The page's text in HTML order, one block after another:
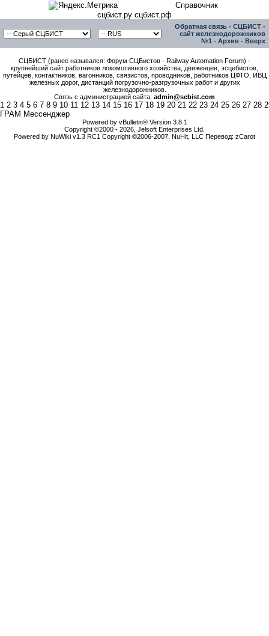
Справочник
сцбист.ру сцбист.рф
Обратная связь - СЦБИСТ -
сайт железнодорожников
№1 - Архив - Вверх
СЦБИСТ (ранее назывался: Форум СЦБистов - Railway Automation Forum) -
крупнейший сайт работников локомотивного хозяйства, движенцев, эсцебистов,
путейцев, контактников, вагонников, связистов, проводников, работников ЦФТО, ИВЦ
железных дорог, дистанций погрузочно-разгрузочных работ и других
железнодорожников.
Связь с администрацией сайта: admin@scbist.com
1 2 3 4 5 6 7 8 9 10 11 12 13 14 15 16 17 18 19 20 21 22 23 24 25 26 27 28
ГРАМ Мессенджер
Powered by vBulletin® Version 3.8.1
Copyright ©2000 - 2026, Jelsoft Enterprises Ltd.
Powered by NuWiki v1.3 RC1 Copyright ©2006-2007, NuHit, LLC Перевод: zCarot